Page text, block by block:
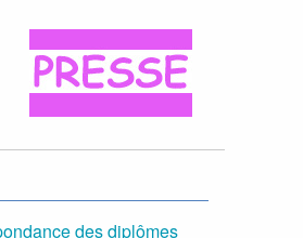
des diplômes